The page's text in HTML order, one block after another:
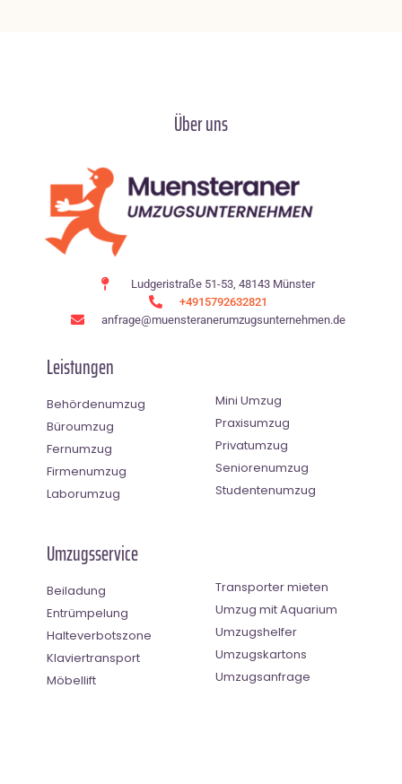
Über uns
Ludgeristraße 51-53, 48143 Münster
+4915792632821
anfrage@muensteranerumzugsunternehmen.de
Leistungen
Behördenumzug
Büroumzug
Fernumzug
Firmenumzug
Laborumzug
Mini Umzug
Praxisumzug
Privatumzug
Seniorenumzug
Studentenumzug
Umzugsservice
Beiladung
Entrümpelung
Halteverbotszone
Klaviertransport
Möbellift
Transporter mieten
Umzug mit Aquarium
Umzugshelfer
Umzugskartons
Umzugsanfrage